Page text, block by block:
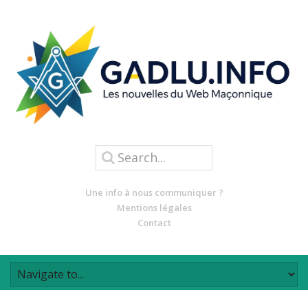
Une info à nous communiquer ?
Mentions légales
Contact